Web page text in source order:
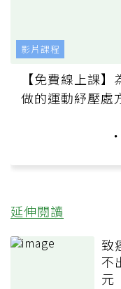
【免費線上課
做的運動紓壓處
影片課程
延伸閱讀
致
不
元